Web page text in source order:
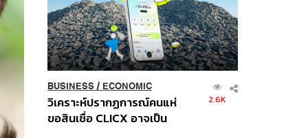
BUSINESS/ ECONOMIC
วิเคราะห์ปรากฏการณ์คนแห่
ขอสินเชื่อ CLICX อาจเป็น
2.6K